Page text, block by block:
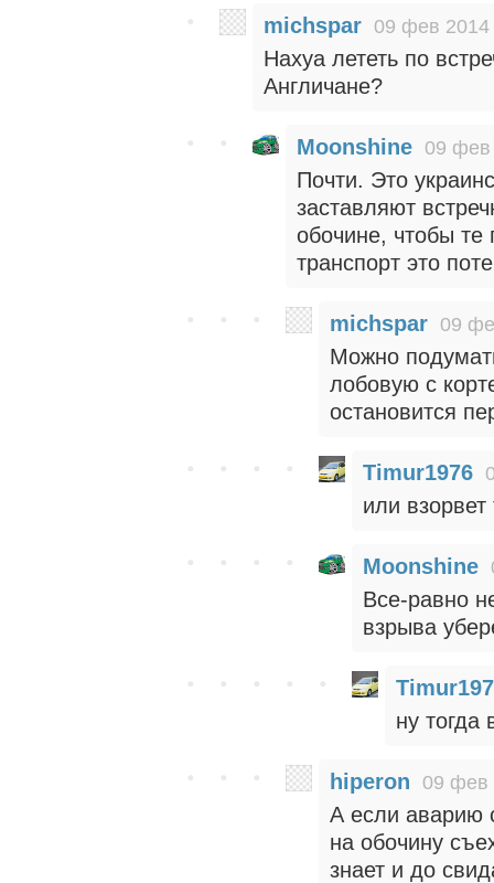
michspar 09 фев 2014
Нахуа лететь по
Англичане?
Moonshine 09 фев
Почти. Это
заставляют
обочине, чтобы те
транспорт это
michspar 09
Можно
лобовую с
остановится
Timur1976
или
Moonshine
Все-равно
взрыва
ну тогда
hiperon 09 фев
А если аварию
на обочину
знает и до